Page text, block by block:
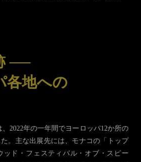
──
各地への
2022年の一年間でヨーロッパ12か所の
。主な出展先には、モナコの「トップ
ッド・フェスティバル・オブ・スピー